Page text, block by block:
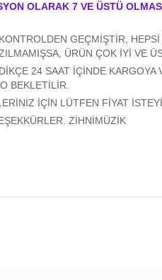
OLARAK 7 VE ÜSTÜ
GEÇMİŞTİR,
ÜRÜN ÇOK İYİ VE
24 SAAT İÇİNDE
BEKLETİLİR.
İÇİN LÜTFEN FİYAT
ZİHNİMÜZİK